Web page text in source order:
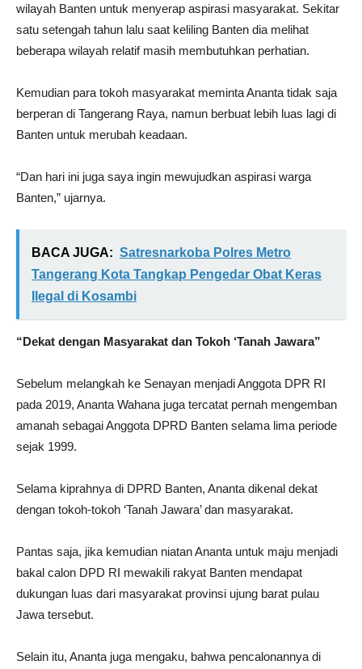
wilayah Banten untuk menyerap aspirasi masyarakat. Sekitar
satu setengah tahun lalu saat keliling Banten dia melihat
beberapa wilayah relatif masih membutuhkan perhatian.
Kemudian para tokoh masyarakat meminta Ananta tidak saja
berperan di Tangerang Raya, namun berbuat lebih luas lagi di
Banten untuk merubah keadaan.
“Dan hari ini juga saya ingin mewujudkan aspirasi warga
Banten,” ujarnya.
BACA JUGA: Satresnarkoba Polres Metro
Tangerang Kota Tangkap Pengedar Obat Keras
Ilegal di Kosambi
“Dekat dengan Masyarakat dan Tokoh ‘Tanah Jawara”
Sebelum melangkah ke Senayan menjadi Anggota DPR RI
pada 2019, Ananta Wahana juga tercatat pernah mengemban
amanah sebagai Anggota DPRD Banten selama lima periode
sejak 1999.
Selama kiprahnya di DPRD Banten, Ananta dikenal dekat
dengan tokoh-tokoh ‘Tanah Jawara’ dan masyarakat.
Pantas saja, jika kemudian niatan Ananta untuk maju menjadi
bakal calon DPD RI mewakili rakyat Banten mendapat
dukungan luas dari masyarakat provinsi ujung barat pulau
Jawa tersebut.
Selain itu, Ananta juga mengaku, bahwa pencalonannya di